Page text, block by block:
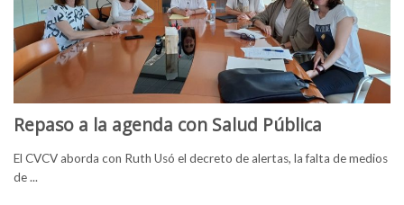
Repaso a la agenda con Salud Pública
El CVCV aborda con Ruth Usó el decreto de alertas, la falta de medios
de ...